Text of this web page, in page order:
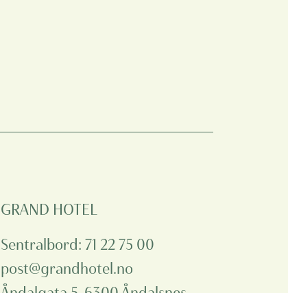
GRAND HOTEL
Sentralbord:71 22 75 00
post@grandhotel.no